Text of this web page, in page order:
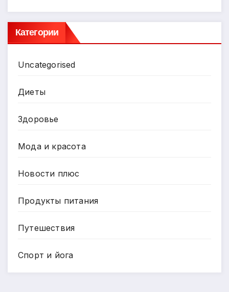
Категории
Uncategorised
Диеты
Здоровье
Мода и красота
Новости плюс
Продукты питания
Путешествия
Спорт и йога